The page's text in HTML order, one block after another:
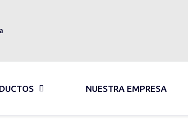
NUESTRA EMPRESA